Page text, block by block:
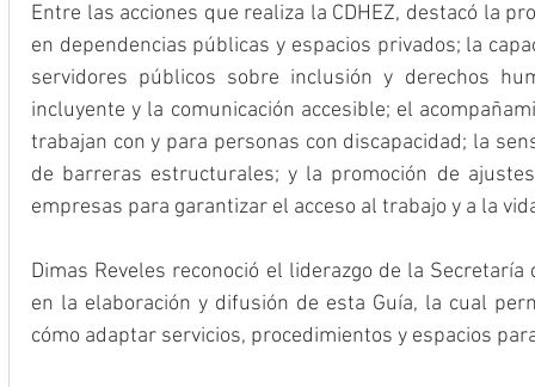
Entre las acciones que realiza la CDHEZ, destacó la
en dependencias públicas y espacios privados; la
servidores públicos sobre inclusión y derechos
incluyente y la comunicación accesible; el
trabajan con y para personas con discapacidad; la
de barreras estructurales; y la promoción de
empresas para garantizar el acceso al trabajo y a la
Dimas Reveles reconoció el liderazgo de la Secretaría
en la elaboración y difusión de esta Guía, la cual
cómo adaptar servicios, procedimientos y espacios